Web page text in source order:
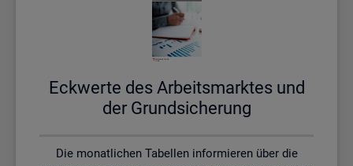
Eck­wer­te des Ar­beits­mark­tes und
der Grund­si­che­rung
Die monatlichen Tabellen informieren über die